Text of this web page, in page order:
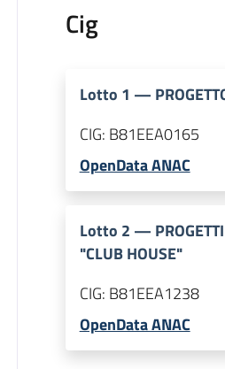
Cig
Lotto 1 —
CIG: B81EEA0165
OpenData ANAC
Lotto 2 —
"CLUB HOUSE"
CIG: B81EEA1238
OpenData ANAC